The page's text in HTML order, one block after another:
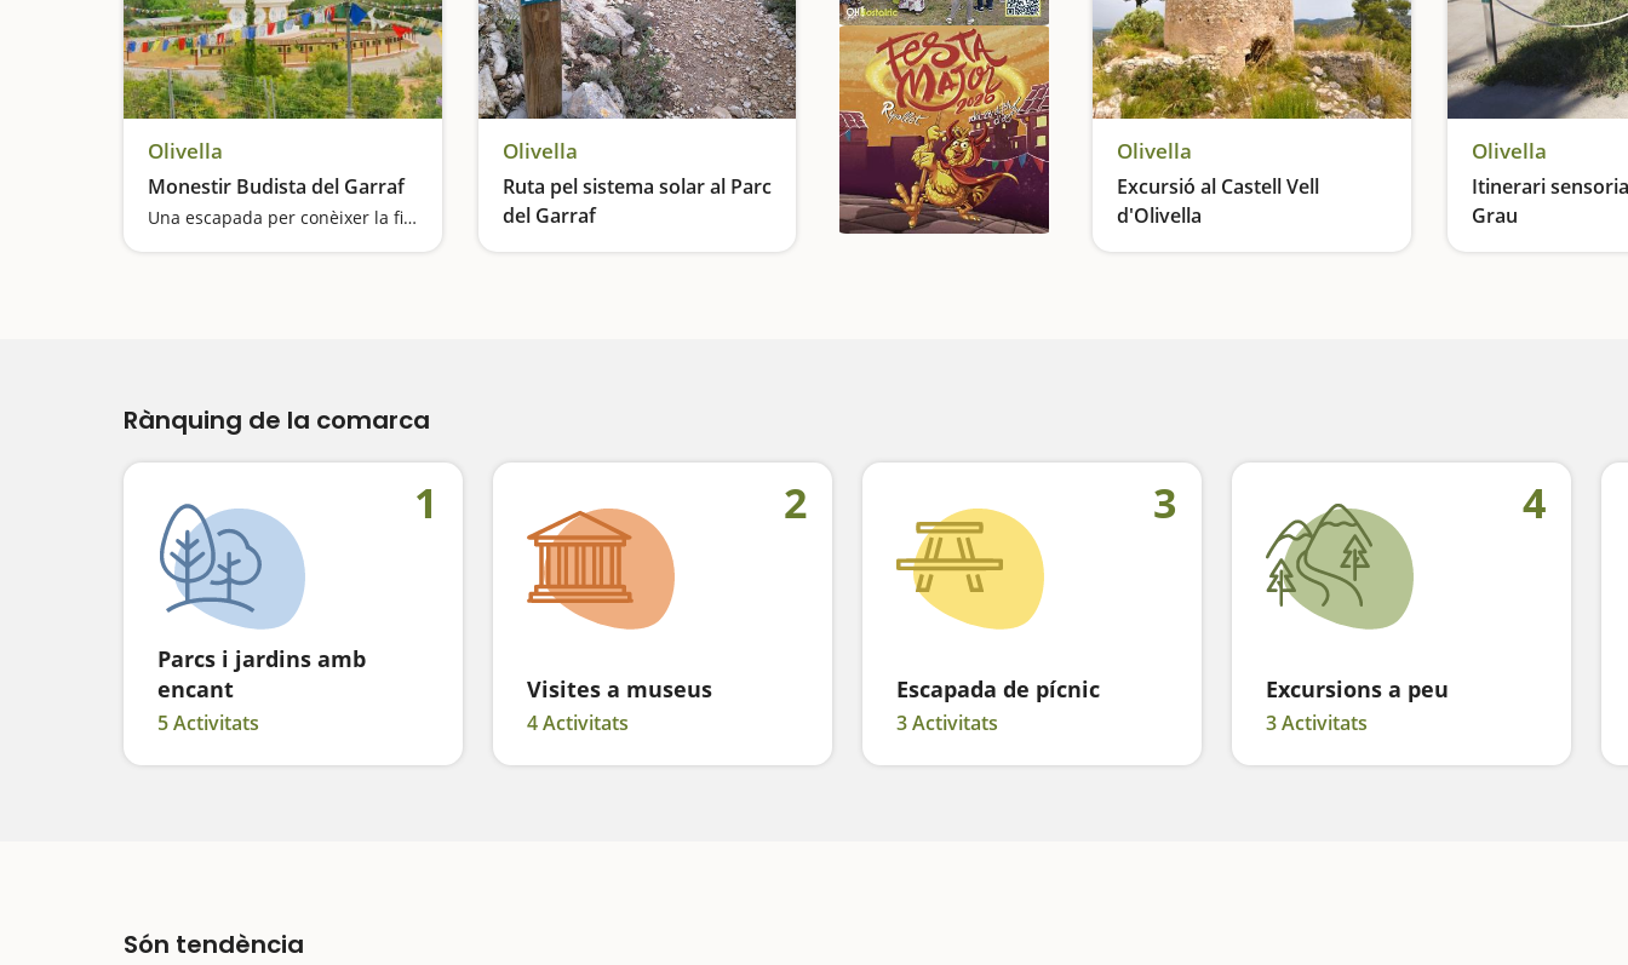
Olivella
Monestir Budista del Garraf
Una escapada per conèixer la filosofia milenària budista
Olivella
Ruta pel sistema solar al Parc
del Garraf
El sistema solar a escala
Olivella
Excursió al Castell Vell
d'Olivella
Una petita joia paisatgística
Olivella
Itinerari
Grau
Una ruta
Rànquing de la comarca
1
Parcs i jardins amb
encant
5 Activitats
2
Visites a museus
4 Activitats
3
Escapada de pícnic
3 Activitats
4
Excursions a peu
3 Activitats
Són tendència